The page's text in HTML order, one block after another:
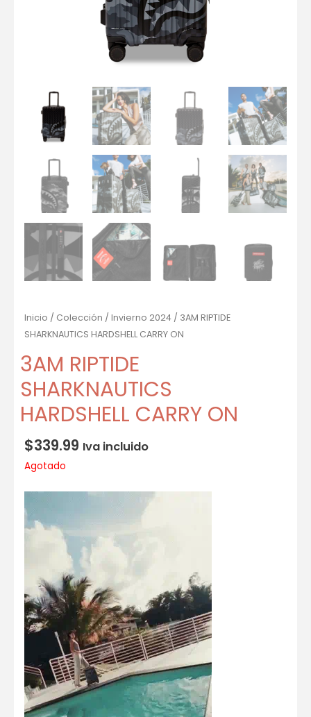
Inicio / Colección / Invierno 2024 / 3AM RIPTIDE
SHARKNAUTICS HARDSHELL CARRY ON
3AM RIPTIDE
SHARKNAUTICS
HARDSHELL CARRY ON
$339.99 Iva incluido
Agotado